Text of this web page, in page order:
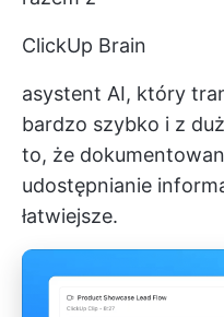
ClickUp Brain
asystent AI, który
bardzo szybko i z
to, że
udostępnianie
łatwiejsze.